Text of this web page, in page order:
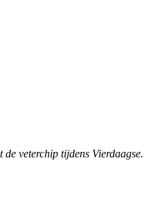
veterchip tijdens Vierdaagse.